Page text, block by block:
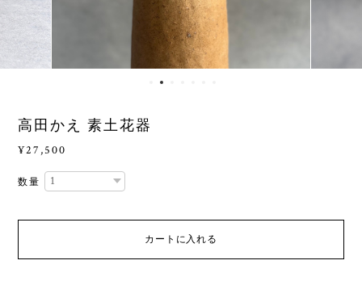
高田かえ 素土花器
¥27,500
数量
カートに入れる